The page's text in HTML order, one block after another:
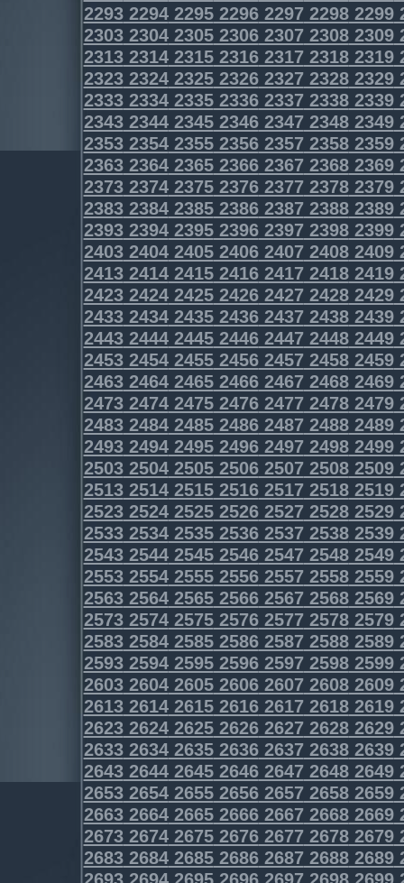
2293229422952296229722982299
2303230423052306230723082309
2313231423152316231723182319
2323232423252326232723282329
2333233423352336233723382339
2343234423452346234723482349
2353235423552356235723582359
2363236423652366236723682369
2373237423752376237723782379
2383238423852386238723882389
2393239423952396239723982399
2403240424052406240724082409
2413241424152416241724182419
2423242424252426242724282429
2433243424352436243724382439
2443244424452446244724482449
2453245424552456245724582459
2463246424652466246724682469
2473247424752476247724782479
2483248424852486248724882489
2493249424952496249724982499
2503250425052506250725082509
2513251425152516251725182519
2523252425252526252725282529
2533253425352536253725382539
2543254425452546254725482549
2553255425552556255725582559
2563256425652566256725682569
2573257425752576257725782579
2583258425852586258725882589
2593259425952596259725982599
2603260426052606260726082609
2613261426152616261726182619
2623262426252626262726282629
2633263426352636263726382639
2643264426452646264726482649
2653265426552656265726582659
2663266426652666266726682669
2673267426752676267726782679
2683268426852686268726882689